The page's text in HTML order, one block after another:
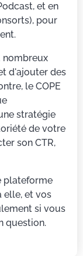
et en
pour
nombreux
d'ajouter des
le COPE
stratégie
de votre
son CTR,
plateforme
elle, et vos
si vous
question.